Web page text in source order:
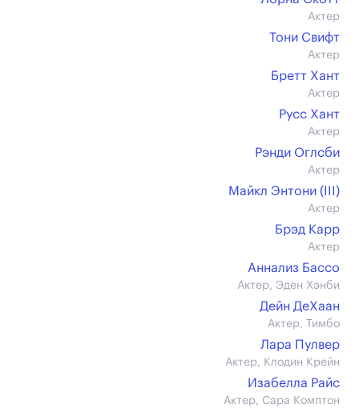
Актер
Тони Свифт
Актер
Бретт Хант
Актер
Русс Хант
Актер
Рэнди Оглсби
Актер
Майкл Энтони (III)
Актер
Брэд Карр
Актер
Аннализ Бассо
Актер, Эден Хэнби
Дейн ДеХаан
Актер, Тимбо
Лара Пулвер
Актер, Клодин Крейн
Изабелла Райс
Актер, Сара Комптон